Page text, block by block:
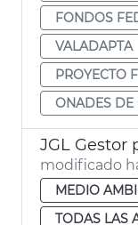
FONDOS
VALADAPTA
PROYECTO
ONADES DE
JGL Gestor
modificado
MEDIO
TODAS LAS